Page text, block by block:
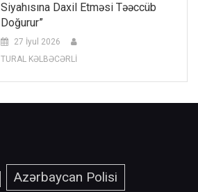
Siyahısına Daxil Etməsi Təəccüb
Doğurur”
27 İyul 2026
TURAL KƏLBƏCƏRLİ
Azərbaycan Polisi